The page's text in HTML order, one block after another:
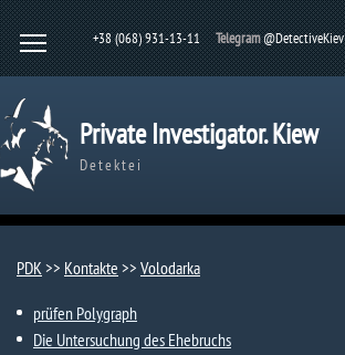
+38 (068) 931-13-11 Telegram@DetectiveKiev
Private Investigator. Kiew
Detektei
PDK>> Kontakte >> Volodarka
prüfen Polygraph
Die Untersuchung des Ehebruchs